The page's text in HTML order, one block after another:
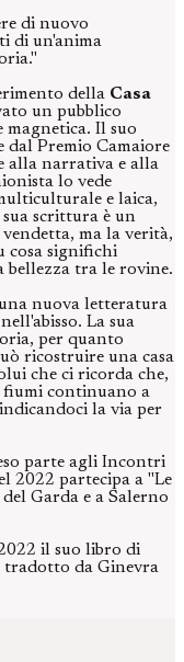
di nuovo
di un'anima
della Casa
un pubblico
magnetica. Il suo
dal Premio Camaiore
alla narrativa e alla
lo vede
e laica,
scrittura è un
ma la verità,
cosa significhi
bellezza tra le rovine.
nuova letteratura
La sua
per quanto
ricostruire una casa
che ci ricorda che,
fiumi continuano a
la via per
parte agli Incontri
2022 partecipa a "Le
Garda e a Salerno
il suo libro di
tradotto da Ginevra